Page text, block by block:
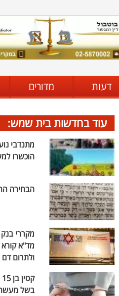
דעות מדורים
עוד בחדשות בית שמש:
מתנדבי
הוכשרו
הבחירה
מקררי
מד"א קורא
ולתרום דם
בשל מעשה